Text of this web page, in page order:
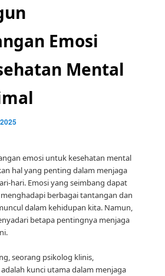
Emosi
Mental
emosi untuk kesehatan mental
hal yang penting dalam menjaga
hari. Emosi yang seimbang dapat
berbagai tantangan dan
dalam kehidupan kita. Namun,
betapa pentingnya menjaga
seorang psikolog klinis,
kunci utama dalam menjaga